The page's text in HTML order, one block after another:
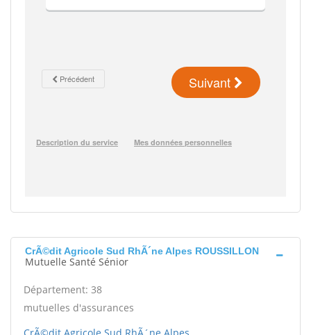
CrÃ©dit Agricole Sud RhÃ´ne Alpes ROUSSILLON
Mutuelle Santé Sénior
Département: 38
mutuelles d'assurances